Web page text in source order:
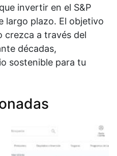
invertir en el S&P
largo plazo. El objetivo
crezca a través del
décadas,
sostenible para tu